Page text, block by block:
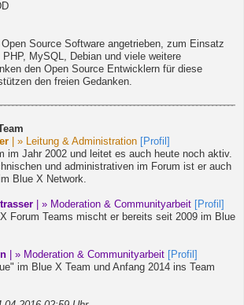
Source Software angetrieben, zum Einsatz
MySQL, Debian und viele weitere
den Open Source Entwicklern für diese
den freien Gedanken.
| » Leitung & Administration
[Profil]
im Jahr 2002 und leitet es auch heute noch aktiv.
und administrativen im Forum ist er auch
Blue X Network.
| » Moderation & Communityarbeit
[Profil]
Forum Teams mischt er bereits seit 2009 im Blue
| » Moderation & Communityarbeit
[Profil]
im Blue X Team und Anfang 2014 ins Team